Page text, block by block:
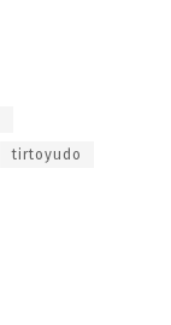
tirtoyudo